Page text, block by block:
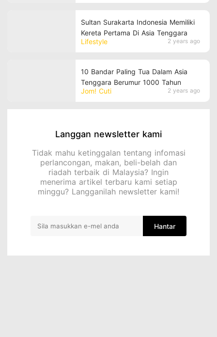
Lifestyle 2 years ago
Sultan Surakarta Indonesia Memiliki
Kereta Pertama Di Asia Tenggara
Jom! Cuti 2 years ago
10 Bandar Paling Tua Dalam Asia
Tenggara Berumur 1000 Tahun
Langgan newsletter kami
Tidak mahu ketinggalan tentang infomasi
perlancongan, makan, beli-belah dan
riadah terbaik di Malaysia? Ingin
menerima artikel terbaru kami setiap
minggu? Langganilah newsletter kami!
Hantar